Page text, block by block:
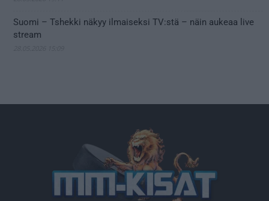
Suomi – Tshekki näkyy ilmaiseksi TV:stä – näin aukeaa live
stream